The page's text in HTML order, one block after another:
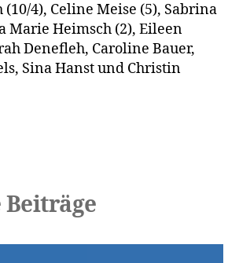
4), Celine Meise (5), Sabrina
Marie Heimsch (2), Eileen
Denefleh, Caroline Bauer,
Sina Hanst und Christin